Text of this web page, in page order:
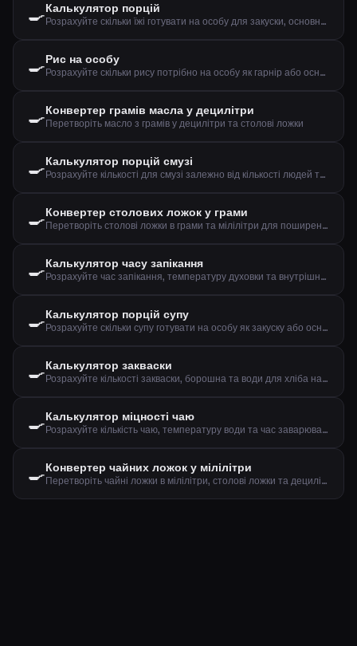
🍳Калькулятор порцій
Розрахуйте скільки їжі готувати на особу для закуски, основної страви чи десерту
🍳Рис на особу
Розрахуйте скільки рису потрібно на особу як гарнір або основну страву
🍳Конвертер грамів масла у децилітри
Перетворіть масло з грамів у децилітри та столові ложки
🍳Калькулятор порцій смузі
Розрахуйте кількості для смузі залежно від кількості людей та бажаного розміру
🍳Конвертер столових ложок у грами
Перетворіть столові ложки в грами та мілілітри для поширених інгредієнтів
🍳Калькулятор часу запікання
Розрахуйте час запікання, температуру духовки та внутрішню температуру м'яса
🍳Калькулятор порцій супу
Розрахуйте скільки супу готувати на особу як закуску або основну страву
🍳Калькулятор закваски
Розрахуйте кількості закваски, борошна та води для хліба на заквасці
🍳Калькулятор міцності чаю
Розрахуйте кількість чаю, температуру води та час заварювання за типом та кількістю чашок
🍳Конвертер чайних ложок у мілілітри
Перетворіть чайні ложки в мілілітри, столові ложки та децилітри